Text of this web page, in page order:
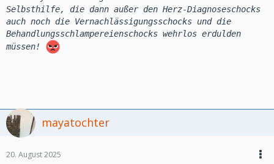
Selbsthilfe, die dann außer den Herz-Diagnoseschocks
auch noch die Vernachlässigungsschocks und die
Behandlungsschlampereienschocks wehrlos erdulden
müssen!
mayatochter
20. August 2025